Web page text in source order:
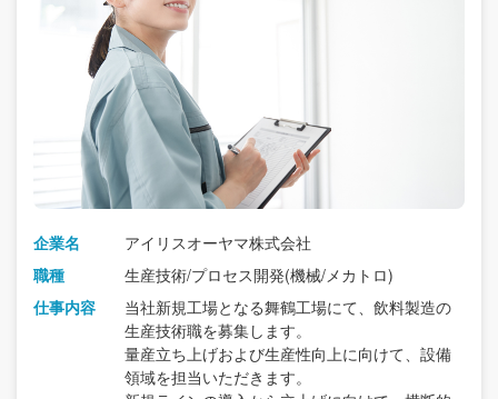
企業名
アイリスオーヤマ株式会社
職種
生産技術/プロセス開発(機械/メカトロ)
仕事内容
当社新規工場となる舞鶴工場にて、飲料製造の
生産技術職を募集します。
量産立ち上げおよび生産性向上に向けて、設備
領域を担当いただきます。